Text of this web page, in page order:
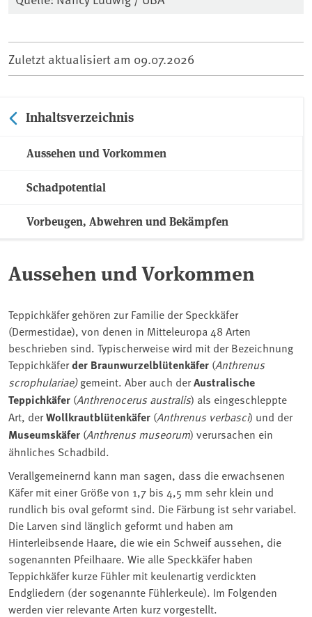
Zuletzt aktualisiert am 09.07.2026
Inhaltsverzeichnis
Aussehen und Vorkommen
Schadpotential
Vorbeugen, Abwehren und Bekämpfen
Aussehen und Vorkommen
Teppichkäfer gehören zur Familie der Speckkäfer
(Dermestidae), von denen in Mitteleuropa 48 Arten
beschrieben sind. Typischerweise wird mit der Bezeichnung
Teppichkäferder Braunwurzelblütenkäfer (Anthrenus
scrophulariae)gemeint. Aber auch derAustralische
Teppichkäfer (Anthrenocerus australis) als eingeschleppte
Art, derWollkrautblütenkäfer (Anthrenus verbasci) und der
Museumskäfer (Anthrenus museorum) verursachen ein
ähnliches Schadbild.
Verallgemeinernd kann man sagen, dass die erwachsenen
Käfer mit einer Größe von 1,7 bis 4,5 mm sehr klein und
rundlich bis oval geformt sind. Die Färbung ist sehr variabel.
Die Larven sind länglich geformt und haben am
Hinterleibsende Haare, die wie ein Schweif aussehen, die
sogenannten Pfeilhaare. Wie alle Speckkäfer haben
Teppichkäfer kurze Fühler mit keulenartig verdickten
Endgliedern (der sogenannte Fühlerkeule). Im Folgenden
werden vier relevante Arten kurz vorgestellt.